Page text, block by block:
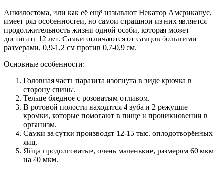
Анкилостома, или как её ещё называют Некатор Американус,
имеет ряд особенностей, но самой страшной из них является
продолжительность жизни одной особи, которая может
достигать 12 лет. Самки отличаются от самцов большими
размерами, 0,9-1,2 см против 0,7-0,9 см.
Основные особенности:
Головная часть паразита изогнута в виде крючка в
сторону спины.
Тельце бледное с розоватым отливом.
В ротовой полости находятся 4 зуба и 2 режущие
кромки, которые помогают в пище и проникновении в
организм.
Самки за сутки производят 12-15 тыс. оплодотворённых
яиц.
Яйца продолговатые, очень маленькие, размером 60 мкм
на 40 мкм.